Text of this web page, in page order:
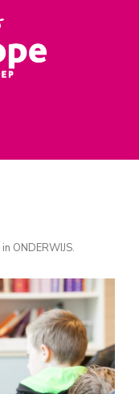
in ONDERWIJS.